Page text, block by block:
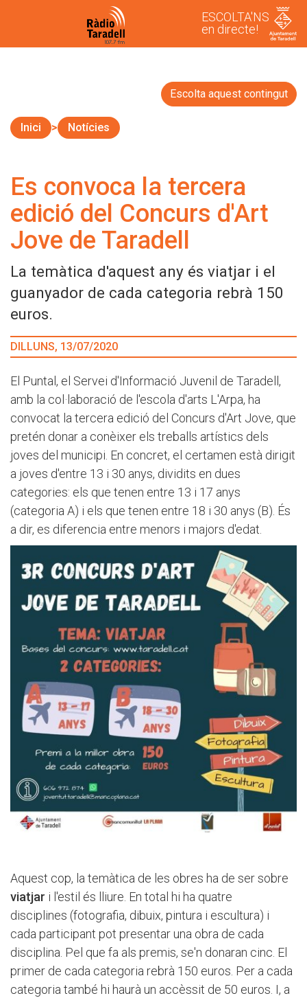
ESCOLTA'NS
en directe!
Escolta aquest contingut
Inici Notícies
Es convoca la tercera
edició del Concurs d'Art
Jove de Taradell
La temàtica d'aquest any és viatjar i el
guanyador de cada categoria rebrà 150
euros.
DILLUNS, 13/07/2020
El Puntal, el Servei d'Informació Juvenil de Taradell,
amb la col·laboració de l'escola d'arts L'Arpa, ha
convocat la tercera edició del Concurs d'Art Jove, que
pretén donar a conèixer els treballs artístics dels
joves del municipi. En concret, el certamen està dirigit
a joves d'entre 13 i 30 anys, dividits en dues
categories: els que tenen entre 13 i 17 anys
(categoria A) i els que tenen entre 18 i 30 anys (B). És
a dir, es diferencia entre menors i majors d'edat.
Aquest cop, la temàtica de les obres ha de ser sobre
viatjar i l'estil és lliure. En total hi ha quatre
disciplines (fotografia, dibuix, pintura i escultura) i
cada participant pot presentar una obra de cada
disciplina. Pel que fa als premis, se'n donaran cinc. El
primer de cada categoria rebrà 150 euros. Per a cada
categoria també hi haurà un accèssit de 50 euros. I, a